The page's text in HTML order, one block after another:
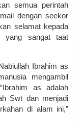
semua perintah
dengan seekor
selamat kepada
yang sangat taat
Ibrahim as
mengambil
as adalah
Swt dan menjadi
di alam ini,”